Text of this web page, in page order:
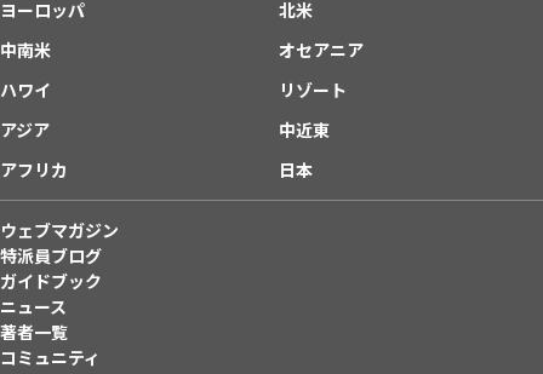
ヨーロッパ
北米
中南米
オセアニア
ハワイ
リゾート
アジア
中近東
アフリカ
日本
ウェブマガジン
特派員ブログ
ガイドブック
ニュース
著者一覧
コミュニティ